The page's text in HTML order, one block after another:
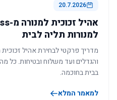
20.7.2026
למנורות תליה לבית
מדריך פרקטי לבחירת אהיל
והגדלים ועד משלוח ובטיחות. כל
בבית בחוכמה.
למאמר המלא